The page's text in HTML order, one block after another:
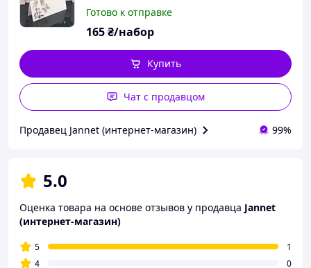
Готово к отправке
165₴/набор
Купить
Чат с продавцом
Продавец Jannet (интернет-магазин) 99%
5.0
Оценка товара на основе отзывов у продавца Jannet
(интернет-магазин)
5
1
4
0